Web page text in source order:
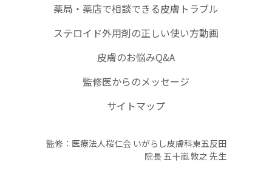
薬局・薬店で相談できる皮膚トラブル
ステロイド外用剤の正しい使い方動画
皮膚のお悩みQ&A
監修医からのメッセージ
サイトマップ
監修：医療法人桜仁会 いがらし皮膚科東五反田
院長 五十嵐 敦之 先生